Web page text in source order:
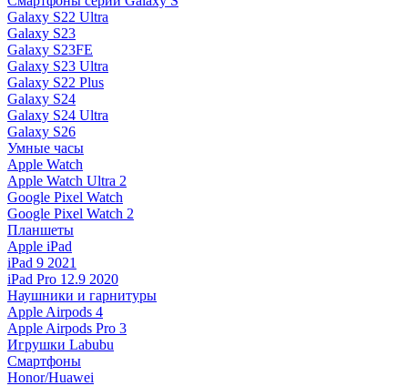
Galaxy S22 Ultra
Galaxy S23
Galaxy S23FE
Galaxy S23 Ultra
Galaxy S22 Plus
Galaxy S24
Galaxy S24 Ultra
Galaxy S26
Умные часы
Apple Watch
Apple Watch Ultra 2
Google Pixel Watch
Google Pixel Watch 2
Планшеты
Apple iPad
iPad 9 2021
iPad Pro 12.9 2020
Наушники и гарнитуры
Apple Airpods 4
Apple Airpods Pro 3
Игрушки Labubu
Смартфоны
Honor/Huawei